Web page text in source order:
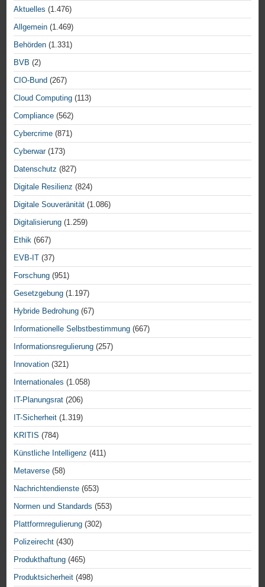
Aktuelles (1.476)
Allgemein (1.469)
Behörden (1.331)
BVB (2)
CIO-Bund (267)
Cloud Computing (113)
Compliance (562)
Cybercrime (871)
Cyberwar(173)
Datenschutz (827)
Digitale Resilienz (824)
Digitale Souveränität (1.086)
Digitalisierung (1.259)
Ethik (667)
EVB-IT (37)
Forschung (951)
Gesetzgebung (1.197)
Hybride Bedrohung (67)
Informationelle Selbstbestimmung (667)
Informationsregulierung (257)
Innovation (321)
Internationales (1.058)
IT-Planungsrat (206)
IT-Sicherheit (1.319)
KRITIS (784)
Künstliche Intelligenz (411)
Metaverse (58)
Nachrichtendienste (653)
Normen und Standards (553)
Plattformregulierung (302)
Polizeirecht (430)
Produkthaftung (465)
Produktsicherheit (498)